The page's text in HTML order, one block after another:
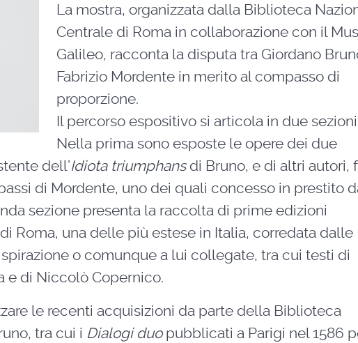
La mostra, organizzata dalla Biblioteca
Centrale di Roma in collaborazione con il
Galileo, racconta la disputa tra Giordano
Fabrizio Mordente in merito al compasso di
proporzione.
Il percorso espositivo si articola in due
Nella prima sono esposte le opere dei due
dell’Idiota triumphansdi Bruno, e di altri autori,
di Mordente, uno dei quali concesso in prestito
sezione presenta la raccolta di prime edizioni
Roma, una delle più estese in Italia, corredata dalle
o comunque a lui collegate, tra cui testi di
e di Niccolò Copernico.
le recenti acquisizioni da parte della Biblioteca
tra cui i Dialogi duopubblicati a Parigi nel 1586